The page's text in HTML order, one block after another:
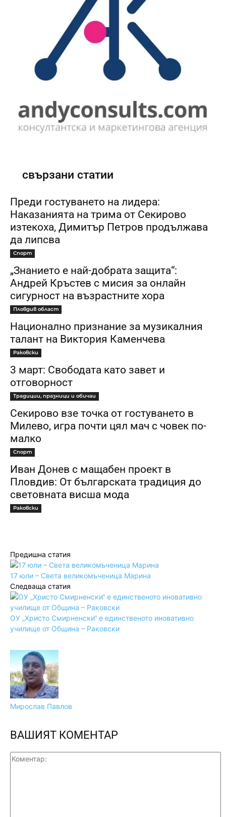
свързани статии
Преди гостуването на лидера:
Наказанията на трима от Секирово
изтекоха, Димитър Петров продължава
да липсва
Спорт
„Знанието е най-добрата защита“:
Андрей Кръстев с мисия за онлайн
сигурност на възрастните хора
Пловдив област
Национално признание за музикалния
талант на Виктория Каменчева
Раковски
3 март: Свободата като завет и
отговорност
Традиции, празници и обичаи
Секирово взе точка от гостуването в
Милево, игра почти цял мач с човек по-
малко
Спорт
Иван Донев с мащабен проект в
Пловдив: От българската традиция до
световната висша мода
Раковски
Предишна статия
17 юли – Света великомъченица Марина
Следваща статия
ОУ „Христо Смирненски“ е единственото иновативно
училище от Община – Раковски
Мирослав Павлов
ВАШИЯТ КОМЕНТАР